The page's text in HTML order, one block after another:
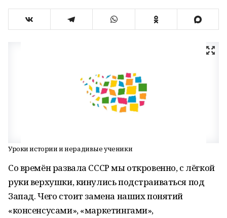
Уроки истории и нерадивые ученики
Со времён развала СССР мы откровенно, с лёгкой
руки верхушки, кинулись подстраиваться под
Запад. Чего стоит замена наших понятий
«консенсусами», «маркетингами»,